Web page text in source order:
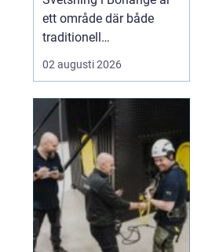
ett område där både
traditionell
verkstadsindustri och
moderna
möts. I takt med att
kraven på hållbara
lösningar och hög
produktionssäkerhet ö...
02 augusti 2026